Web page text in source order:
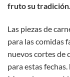
fruto su tradición.
Las piezas de
para las comidas
nuevos cortes de
para estas fechas.